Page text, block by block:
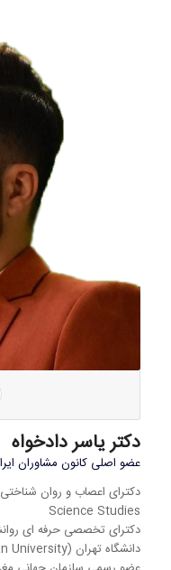
دکتر یاسر دادخواه
عضو اصلی کانون مشاوران
Science Studies
دکترای تخصصی حرفه ای
دانشگاه تهران (Tehran University)